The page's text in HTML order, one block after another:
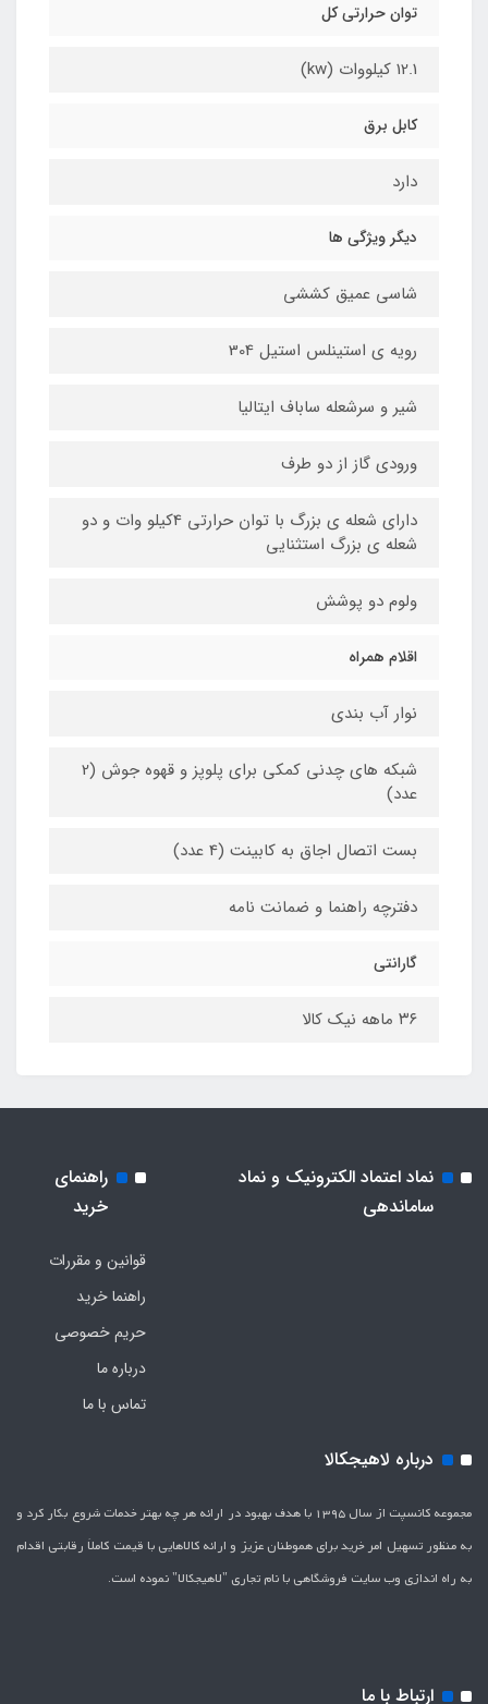
توان حرارتی کل
12.1 کیلووات (kw)
کابل برق
دارد
دیگر ویژگی ها
شاسی عمیق کششی
رویه ی استینلس استیل 304
شیر و سرشعله ساباف ایتالیا
ورودی گاز از دو طرف
دارای شعله ی بزرگ با توان حرارتی 4کیلو وات و دو
شعله ی بزرگ استثنایی
ولوم دو پوشش
اقلام همراه
نوار آب بندی
شبکه های چدنی کمکی برای پلوپز و قهوه جوش (2
عدد)
بست اتصال اجاق به کابینت (4 عدد)
دفترچه راهنما و ضمانت نامه
گارانتی
۳۶ ماهه نیک کالا
نماد اعتماد الکترونیک و نماد
ساماندهی
راهنمای
خرید
قوانین و مقررات
راهنما خرید
حریم خصوصی
درباره ما
تماس با ما
درباره لاهیجکالا
مجموعه کانسپت از سال 1395 با هدف بهبود در ارائه هر چه بهتر خدمات شروع بکار کرد و
به منظور تسهیل امر خرید برای هموطنان عزیز و ارائه کالاهایی با قیمت کاملاَ رقابتی اقدام
به راه اندازی وب سایت فروشگاهی با نام تجاری "لاهیج­کالا" نموده است.
ارتباط با ما